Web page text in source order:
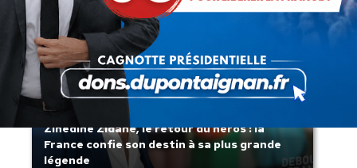
Zinedine Zidane, le retour du héros : la
France confie son destin à sa plus grande
légende